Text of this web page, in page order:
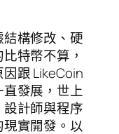
構修改、硬
特幣不算，
跟 LikeCoin
發展，世上
計師與程序
實開發。以